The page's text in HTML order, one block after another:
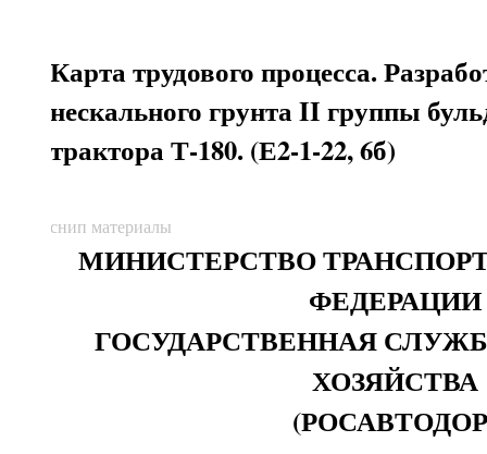
Карта трудового процесса.
нескального грунта II группы
трактора Т-180. (Е2-1-22, 6б)
снип материалы
МИНИСТЕРСТВО
ФЕДЕРАЦИИ
ГОСУДАРСТВЕННАЯ
ХОЗЯЙСТВА